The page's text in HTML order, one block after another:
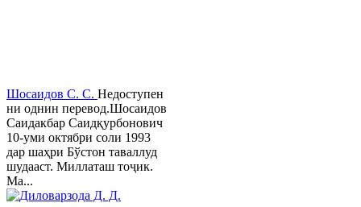
Шосаидов С. С. Недоступен
ни однин перевод.Шосаидов
Саидакбар Саидқурбонович
10-уми октябри соли 1993
дар шаҳри Бўстон таваллуд
шудааст. Миллаташ тоҷик.
Ма...